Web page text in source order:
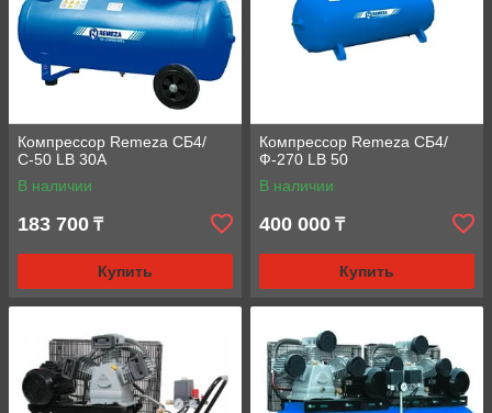
Компрессор Remeza СБ4/
С-50 LB 30А
В наличии
183 700 ₸
Купить
Компрессор Remeza СБ4/
Ф-270 LB 50
В наличии
400 000 ₸
Купить